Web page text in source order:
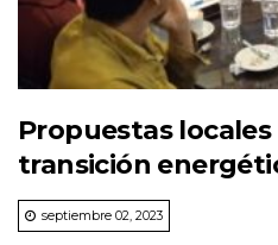
Propuestas
transición
septiembre 02, 2023